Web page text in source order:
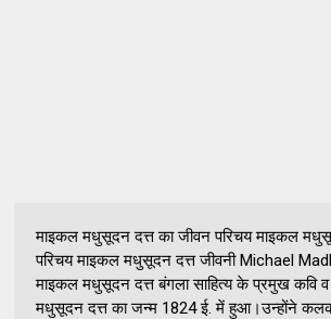
माइकल मधुसूदन दत्त का जीवन परिचय माइकल
परिचय माइकल मधुसूदन दत्त जीवनी Michael
माइकल मधुसूदन दत्त बंगला साहित्य के प्रमुख कवि
मधुसूदन दत्त का जन्म 1824 ई. में हुआ।उन्होंने